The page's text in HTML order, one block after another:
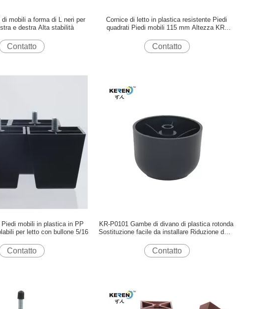
di mobili a forma di L neri per
e destra Alta stabilità
Contatto
Cornice di letto in plastica resistente Piedi
quadrati Piedi mobili 115 mm Altezza KR-
Contatto
mobili in plastica in PP
per letto con bullone 5/16
Contatto
KR-P0101 Gambe di divano di plastica rotonda
Sostituzione facile da installare Riduzione delle
Contatto